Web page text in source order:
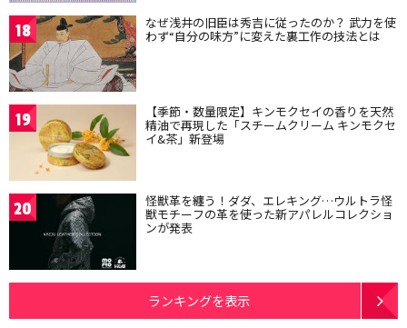
18 なぜ浅井の旧臣は秀吉に従ったのか？ 武力を使
わず“自分の味方”に変えた裏工作の技法とは
19 【季節・数量限定】キンモクセイの香りを天然
精油で再現した「スチームクリーム キンモクセ
イ&茶」新登場
20 怪獣革を纏う！ダダ、エレキング…ウルトラ怪
獣モチーフの革を使った新アパレルコレクショ
ンが発表
ランキングを表示